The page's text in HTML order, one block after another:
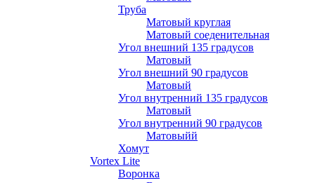
Труба
Матовый круглая
Матовый соеденительная
Угол внешний 135 градусов
Матовый
Угол внешний 90 градусов
Матовый
Угол внутренний 135 градусов
Матовый
Угол внутренний 90 градусов
Матовыйй
Хомут
Vortex Lite
Воронка